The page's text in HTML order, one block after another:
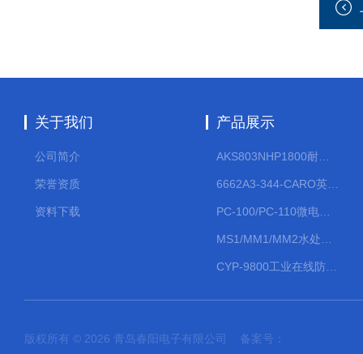
关于我们
公司简介
荣誉资质
资料下载
产品展示
版权所有 © 2026 青岛春阳电子有限公司 备案号：